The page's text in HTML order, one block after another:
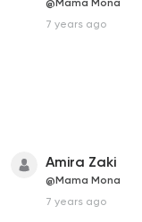
@Mama Mona
7 years ago
Amira Zaki
@Mama Mona
7 years ago